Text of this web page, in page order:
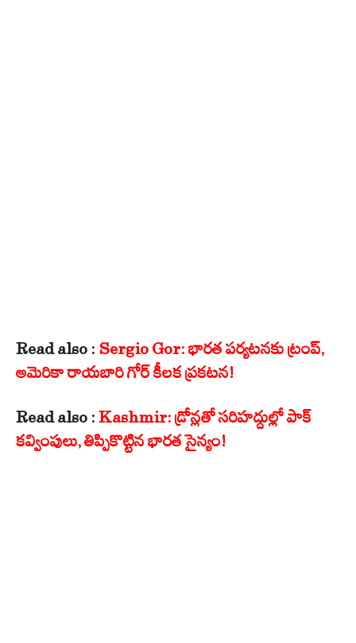
Read also : Sergio Gor: భారత పర్యటనకు ట్రంప్,
అమెరికా రాయబారి గోర్ కీలక ప్రకటన!
Read also : Kashmir: డ్రోన్లతో సరిహద్దుల్లో పాక్
కవ్వింపులు, తిప్పికొట్టిన భారత సైన్యం!